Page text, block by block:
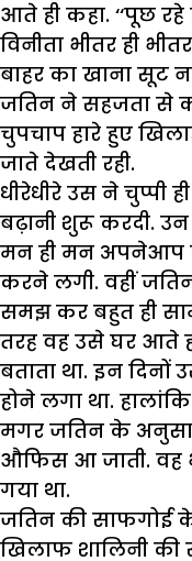
आते ही कहा. ‘‘पूछ
विनीता भीतर ही
बाहर का खाना सूट
जतिन ने सहजता से
चुपचाप हारे हुए
जाते देखती रही.
धीरेधीरे उस ने चुप्पी
बढ़ानी शुरू करदी.
मन ही मन अपनेआप
करने लगी. वहीं
समझ कर बहुत ही
तरह वह उसे घर आते
बताता था. इन दिनों
होने लगा था.
मगर जतिन के
औफिस आ जाती. वह
गया था.
जतिन की साफगोई
खिलाफ शालिनी की